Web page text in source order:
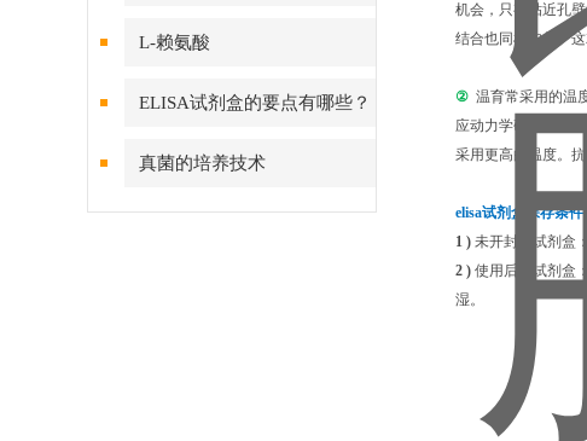
L-赖氨酸
ELISA试剂盒的要点有哪些？
真菌的培养技术
机会，只有贴近孔
结合也同样如此。
② 温育常采用的温
应动力学研究时，
采用更高的温度。
elisa试剂盒保存条件
1 ) 未开封的试剂盒
2 ) 使用后的试剂盒
湿。